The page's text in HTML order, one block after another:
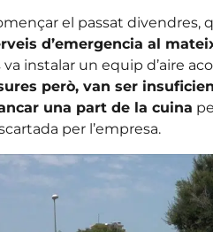
el passat divendres,
d’emergencia al
va instalar un equip d’aire
però, van ser
una part de la cuina
per l’empresa.